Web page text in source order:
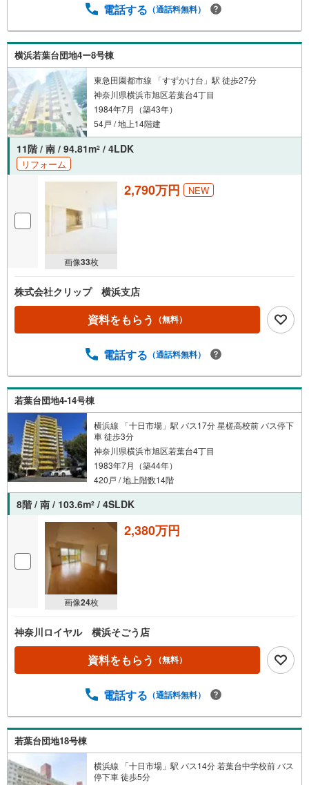
電話する （通話料無料）
横浜若葉台団地4ー8号棟
東急田園都市線 「すずかけ台」駅 徒歩27分
神奈川県横浜市旭区若葉台4丁目
1984年7月（築43年）
54戸 / 地上14階建
11階 / 南 / 94.81m2 / 4LDK
リフォーム
画像33枚
2,790万円 NEW
株式会社クリップ 横浜支店
資料をもらう （無料）
電話する （通話料無料）
若葉台団地4-14号棟
横浜線 「十日市場」駅 バス17分 星槎高校前 バス停下
車 徒歩3分
神奈川県横浜市旭区若葉台4丁目
1983年7月（築44年）
420戸 / 地上階数14階
8階 / 南 / 103.6m2 / 4SLDK
画像24枚
2,380万円
神奈川ロイヤル 横浜そごう店
資料をもらう （無料）
電話する （通話料無料）
若葉台団地18号棟
横浜線 「十日市場」駅 バス14分 若葉台中学校前 バス
停下車 徒歩5分